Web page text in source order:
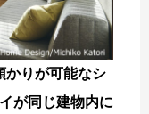
かりが可能なシ
が同じ建物内に